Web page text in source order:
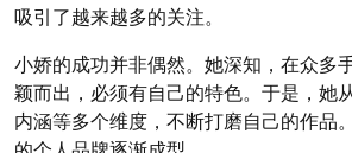
吸引了越来越多的关注。
小娇的成功并非偶然。她深知，在众多
颖而出，必须有自己的特色。于是，她
内涵等多个维度，不断打磨自己的作品
的个人品牌逐渐成型。